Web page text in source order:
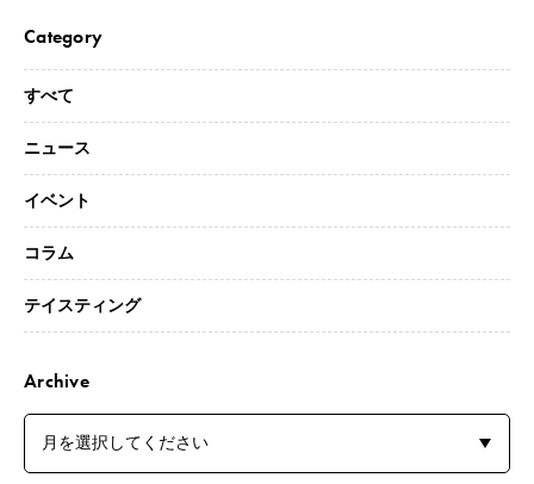
Category
すべて
ニュース
イベント
コラム
テイスティング
Archive